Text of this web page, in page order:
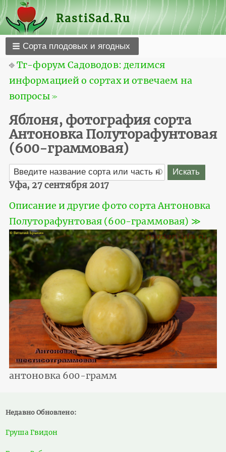
RastiSad.Ru
Сорта плодовых и ягодных
⎆Тг-форум Садоводов: делимся
информацией о сортах и отвечаем на
вопросы ≫
Яблоня, фотография сорта
Антоновка Полуторафунтовая
(600-граммовая)
Уфа, 27 сентября 2017
Описание и другие фото сорта Антоновка
Полуторафунтовая (600-граммовая) ≫
антоновка 600-грамм
Недавно Обновлено:
Груша Гвидон